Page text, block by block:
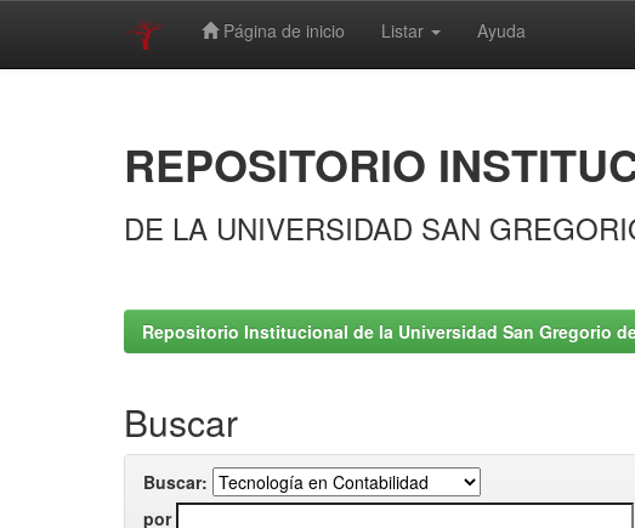
Página de inicio Listar Ayuda
REPOSITORIO
DE LA UNIVERSIDAD SAN
Repositorio Institucional de la Universidad San Gregorio
Buscar
Buscar:
por